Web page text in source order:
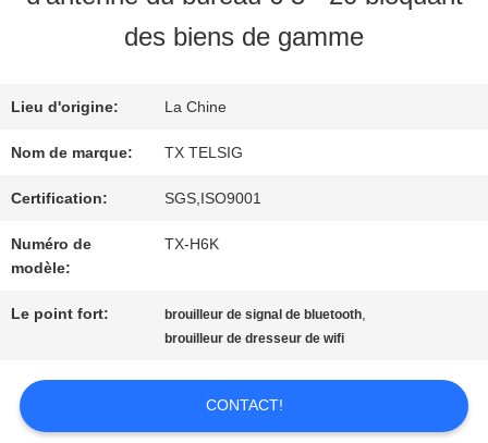
CONTRÔLE
DE
QUALITÉ
CONTACTEZ-
NOUS
des biens de gamme
Lieu d'origine: La Chine
Nom de marque: TX TELSIG
Certification: SGS,ISO9001
Numéro de
modèle:
TX-H6K
Le point fort: brouilleur de signal de bluetooth,
brouilleur de dresseur de wifi
CONTACT!